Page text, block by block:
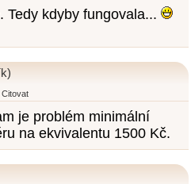
Tedy kdyby fungovala...
Citovat
je problém minimální
na ekvivalentu 1500 Kč.